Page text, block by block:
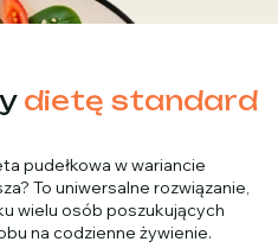
dietę standard
pudełkowa w wariancie
To uniwersalne rozwiązanie,
wielu osób poszukujących
na codzienne żywienie.